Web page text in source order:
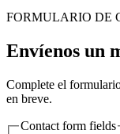
FORMULARIO DE
Envíenos un
Complete el
en breve.
Contact form fields